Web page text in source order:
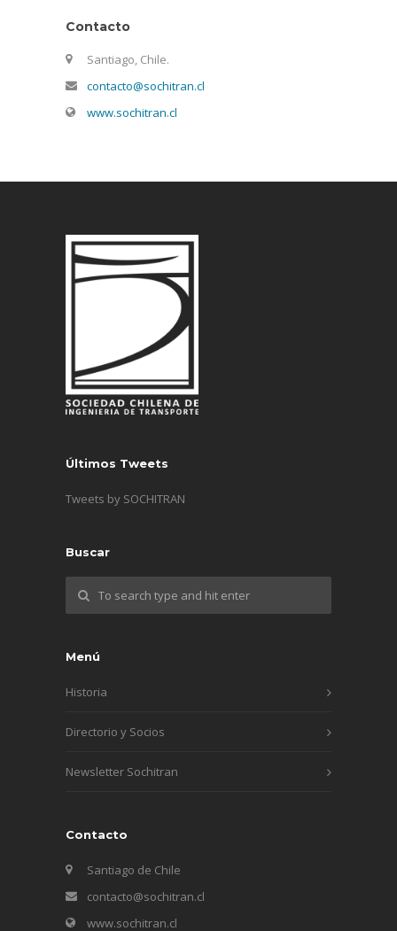
Contacto
Santiago, Chile.
contacto@sochitran.cl
www.sochitran.cl
Últimos Tweets
Tweets by SOCHITRAN
Buscar
Menú
Historia
Directorio y Socios
Newsletter Sochitran
Contacto
Santiago de Chile
contacto@sochitran.cl
www.sochitran.cl